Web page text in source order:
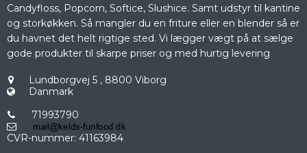
Candyfloss, Popcorn, Softice, Slushice. Samt udstyr til kantine
og storkøkken. Så mangler du en friture eller en blender så er
du havnet det helt rigtige sted. Vi lægger vægt på at sælge
gode produkter til skarpe priser og med hurtig levering
Lundborgvej 5 , 8800 Viborg
Danmark
71993790
CVR-nummer: 41163984